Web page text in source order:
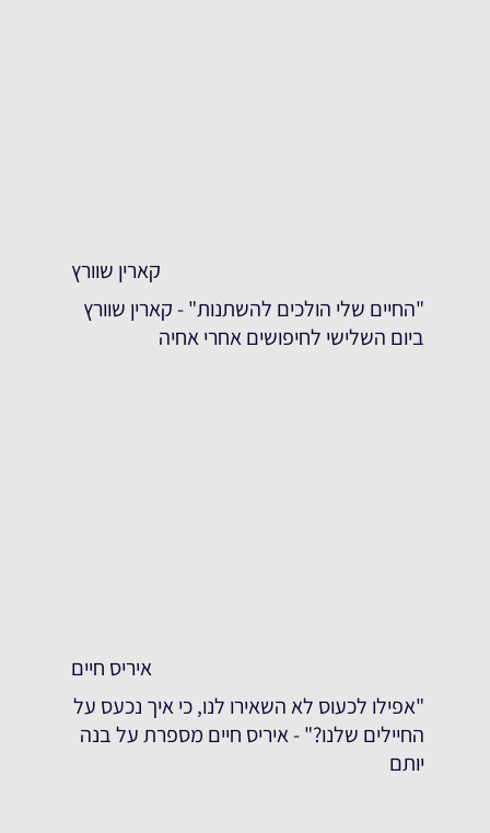
קארין שוורץ
"החיים שלי הולכים להשתנות" - קארין שוורץ
ביום השלישי לחיפושים אחרי אחיה
איריס חיים
"אפילו לכעוס לא השאירו לנו, כי איך נכעס על
החיילים שלנו?" - איריס חיים מספרת על בנה
יותם